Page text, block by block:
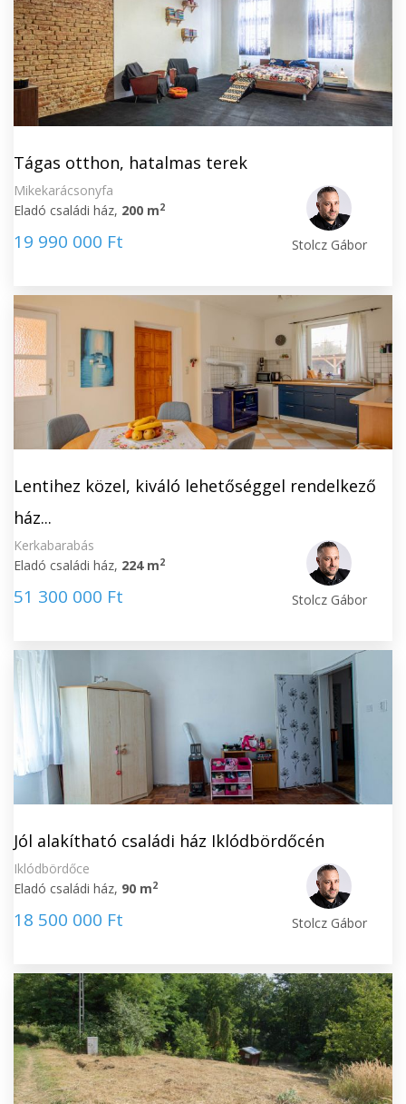
Tágas otthon, hatalmas terek
Mikekarácsonyfa
Eladó családi ház, 200 m2
19 990 000 Ft Stolcz Gábor
Lentihez közel, kiváló lehetőséggel rendelkező
ház...
Kerkabarabás
Eladó családi ház, 224 m2
51 300 000 Ft Stolcz Gábor
Jól alakítható családi ház Iklódbördőcén
Iklódbördőce
Eladó családi ház, 90 m2
18 500 000 Ft Stolcz Gábor